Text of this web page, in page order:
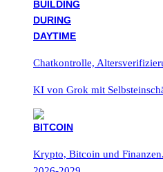
Chatkontrolle,
KI von Grok mit
Krypto, Bitcoin und